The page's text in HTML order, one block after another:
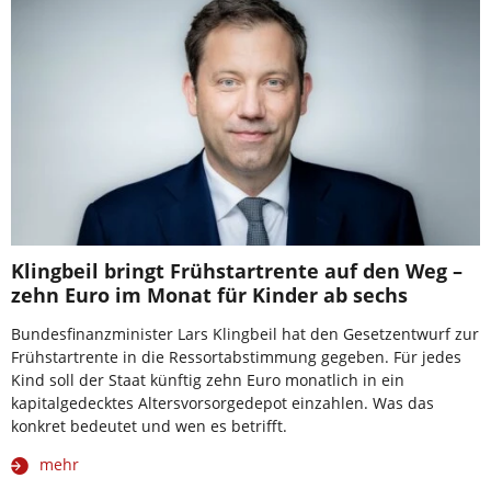
Klingbeil bringt Frühstartrente auf den Weg –
zehn Euro im Monat für Kinder ab sechs
Bundesfinanzminister Lars Klingbeil hat den Gesetzentwurf zur
Frühstartrente in die Ressortabstimmung gegeben. Für jedes
Kind soll der Staat künftig zehn Euro monatlich in ein
kapitalgedecktes Altersvorsorgedepot einzahlen. Was das
konkret bedeutet und wen es betrifft.
mehr